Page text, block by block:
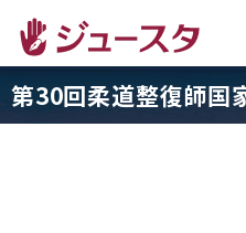
第30回柔道整復師国